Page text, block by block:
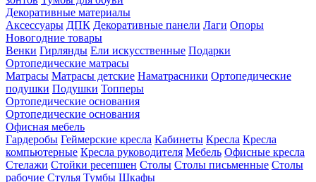
Декоративные материалы
Аксессуары ДПК Декоративные панели Лаги Опоры
Новогодние товары
Венки Гирлянды Ели искусственные Подарки
Ортопедические матрасы
Матрасы Матрасы детские Наматрасники Ортопедические
подушки Подушки Топперы
Ортопедические основания
Ортопедические основания
Офисная мебель
Гардеробы Геймерские кресла Кабинеты Кресла Кресла
компьютерные Кресла руководителя Мебель Офисные кресла
Стелажи Стойки ресепшен Столы Столы письменные Столы
рабочие Стулья Тумбы Шкафы